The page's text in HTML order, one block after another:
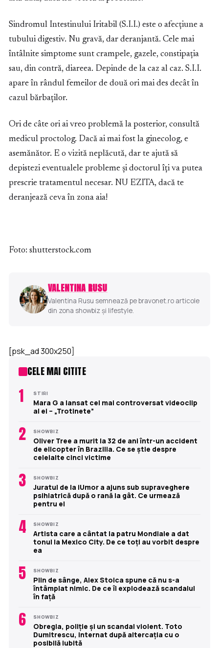
Sindromul Intestinului Iritabil (S.I.I.) este o afecțiune a
tubului digestiv. Nu gravă, dar deranjantă. Cele mai
întâlnite simptome sunt crampele, gazele, constipația
sau, din contră, diareea. Depinde de la caz al caz. S.I.I.
apare în rândul femeilor de două ori mai des decât în
cazul bărbaților.
Ori de câte ori ai vreo problemă la posterior, consultă
medicul proctolog. Dacă ai mai fost la ginecolog, e
asemănător. E o vizită neplăcută, dar te ajută să
depistezi eventualele probleme și doctorul îți va putea
prescrie tratamentul necesar. NU EZITA, dacă te
deranjează ceva în zona aia!
Foto: shutterstock.com
VALENTINA RUSU
Valentina Rusu semnează pe bravonet.ro articole
din zona showbiz și lifestyle.
[psk_ad 300x250]
CELE MAI CITITE
1 STIRI
Mara G a lansat cel mai controversat videoclip
al ei – „Trotinete”
2 SHOWBIZ
Oliver Tree a murit la 32 de ani într-un accident
de elicopter în Brazilia. Ce se știe despre
celelalte cinci victime
3 SHOWBIZ
Juratul de la iUmor a ajuns sub supraveghere
psihiatrică după o rană la gât. Ce urmează
pentru el
4 SHOWBIZ
Artista care a cântat la patru Mondiale a dat
tonul la Mexico City. De ce toți au vorbit despre
ea
5 SHOWBIZ
Plin de sânge, Alex Stoica spune că nu s-a
întâmplat nimic. De ce îi explodează scandalul
în față
6 SHOWBIZ
Obregia, poliție și un scandal violent. Toto
Dumitrescu, internat după altercația cu o
posibilă iubită